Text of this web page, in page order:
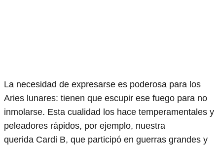
La necesidad de expresarse es poderosa para los
Aries lunares: tienen que escupir ese fuego para no
inmolarse. Esta cualidad los hace temperamentales y
peleadores rápidos, por ejemplo, nuestra
querida Cardi B, que participó en guerras grandes y